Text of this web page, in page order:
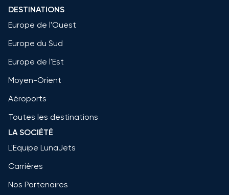
DESTINATIONS
Europe de l'Ouest
Europe du Sud
Europe de l'Est
Moyen-Orient
Aéroports
Toutes les destinations
LA SOCIÉTÉ
L'Equipe LunaJets
Carrières
Nos Partenaires